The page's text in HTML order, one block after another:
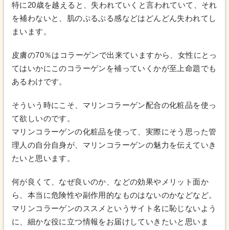
特に20歳を越えると、失われていくと言われていて、それ
を補わないと、肌のぷるぷる感などはどんどん失われてし
まいます。
皮膚の70％はコラーゲンで出来ていますから、女性にとっ
てはいかにこのコラーゲンを補っていくかが至上命題でも
あるわけです。
そういう時にこそ、マリンコラーゲン配合の化粧品を使っ
て欲しいのです。
マリンコラーゲンの化粧品を使って、実際にそう思った管
理人の自分自身が、マリンコラーゲンの魅力を伝えていき
たいと思います。
何が良くて、なぜ良いのか、などの効果やメリット面か
ら、本当に危険性や副作用的なものはないのかなどなど。
マリンコラーゲンのススメというサイト名に恥じないよう
に、細かな役に立つ情報をお届けしていきたいと思いま